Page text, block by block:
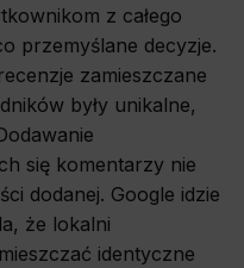
z całego
przemyślane decyzje.
zamieszczane
były unikalne,
się komentarzy nie
dodanej. Google idzie
że lokalni
identyczne